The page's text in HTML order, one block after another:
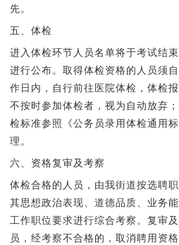
先。
五、体检
进入体检环节人员名单将于考试结
进行公布。取得体检资格的人员须
作日内，自行前往医院体检，体检
不按时参加体检者，视为自动放弃
检标准参照《公务员录用体检通用
理。
六、资格复审及考察
体检合格的人员，由我街道按选聘
其思想政治表现、道德品质、业务
工作职位要求进行综合考察。复审
员，经考察不合格的，取消聘用资格